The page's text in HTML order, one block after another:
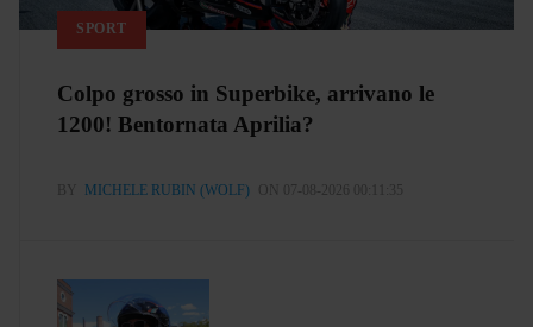
SPORT
Colpo grosso in Superbike, arrivano le
1200! Bentornata Aprilia?
BY MICHELE RUBIN (WOLF) ON 07-08-2026 00:11:35